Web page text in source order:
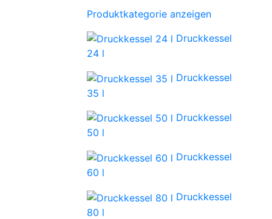
Produktkategorie anzeigen
Druckkessel
24 l
Druckkessel
35 l
Druckkessel
50 l
Druckkessel
60 l
Druckkessel
80 l